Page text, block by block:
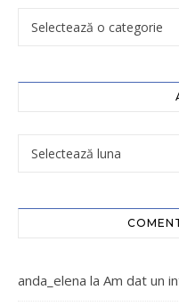
anda_elena la Am dat un